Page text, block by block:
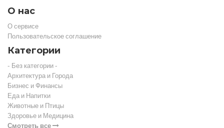
О нас
О сервисе
Пользовательское соглашение
Категории
- Без категории -
Архитектура и Города
Бизнес и Финансы
Еда и Напитки
Животные и Птицы
Здоровье и Медицина
Смотреть все